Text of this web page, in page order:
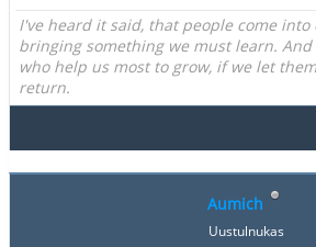
I've heard it said, that people come into
bringing something we must learn.
who help us most to grow, if we let
return.
Aumich
Uustulnukas